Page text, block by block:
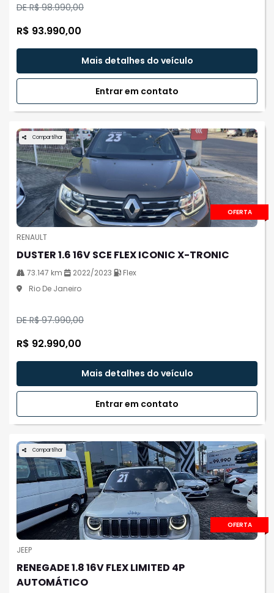
DE R$ 98.990,00
R$ 93.990,00
Mais detalhes do veículo
Entrar em contato
OFERTA
Compartilhar
RENAULT
DUSTER 1.6 16V SCE FLEX ICONIC X-TRONIC
73.147 km 2022/2023
Flex
Rio De Janeiro
DE R$ 97.990,00
R$ 92.990,00
Mais detalhes do veículo
Entrar em contato
OFERTA
Compartilhar
JEEP
RENEGADE 1.8 16V FLEX LIMITED 4P
AUTOMÁTICO